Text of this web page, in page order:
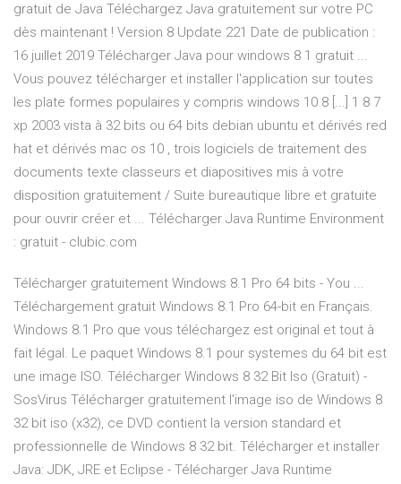
gratuit de Java Téléchargez Java gratuitement sur votre PC
dès maintenant ! Version 8 Update 221 Date de publication :
16 juillet 2019 Télécharger Java pour windows 8 1 gratuit ...
Vous pouvez télécharger et installer l'application sur toutes
les plate formes populaires y compris windows 10 8 [...] 1 8 7
xp 2003 vista à 32 bits ou 64 bits debian ubuntu et dérivés red
hat et dérivés mac os 10 , trois logiciels de traitement des
documents texte classeurs et diapositives mis à votre
disposition gratuitement / Suite bureautique libre et gratuite
pour ouvrir créer et ... Télécharger Java Runtime Environment
: gratuit - clubic.com
Télécharger gratuitement Windows 8.1 Pro 64 bits - You ...
Téléchargement gratuit Windows 8.1 Pro 64-bit en Français.
Windows 8.1 Pro que vous téléchargez est original et tout à
fait légal. Le paquet Windows 8.1 pour systemes du 64 bit est
une image ISO. Télécharger Windows 8 32 Bit Iso (Gratuit) -
SosVirus Télécharger gratuitement l'image iso de Windows 8
32 bit iso (x32), ce DVD contient la version standard et
professionnelle de Windows 8 32 bit. Télécharger et installer
Java: JDK, JRE et Eclipse - Télécharger Java Runtime